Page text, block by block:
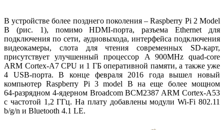
В устройстве более позднего поколения – Raspberry Pi 2 Model
B (рис. 1), помимо HDMI-порта, разъема Ethernet для
подключения по сети, аудиовыхода, интерфейса подключения
видеокамеры, слота для чтения современных SD-карт,
присутствует улучшенный процессор A 900MHz quad-core
ARM Cortex-A7 CPU и 1 ГБ оперативной памяти, а также уже
4 USB-порта. В конце февраля 2016 года вышел новый
компьютер Raspberry Pi 3 model B на еще более мощном
64‑разрядном 4‑ядерном Broadcom BCM2387 ARM Cortex-A53
с частотой 1,2 ГГц. На плату добавлены модули Wi-Fi 802.11
b/g/n и Bluetooth 4.1 LE.